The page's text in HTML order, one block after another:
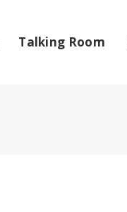
Talking Room